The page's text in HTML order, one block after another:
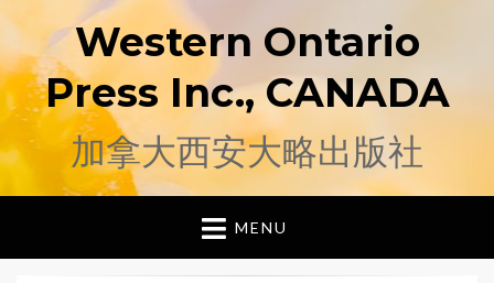
Western Ontario
Press Inc., CANADA
加拿大西安大略出版社
MENU